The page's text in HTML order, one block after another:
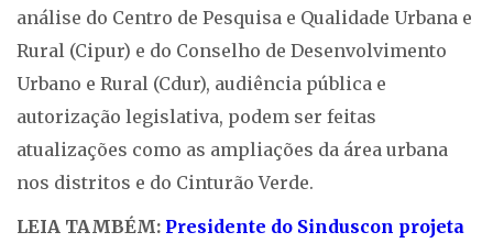
análise do Centro de Pesquisa e Qualidade Urbana e
Rural (Cipur) e do Conselho de Desenvolvimento
Urbano e Rural (Cdur), audiência pública e
autorização legislativa, podem ser feitas
atualizações como as ampliações da área urbana
nos distritos e do Cinturão Verde.
LEIA TAMBÉM: Presidente do Sinduscon projeta